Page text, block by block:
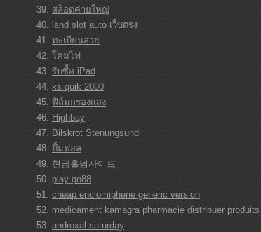
สล็อตค่ายใหญ่
land slot auto เว็บตรง
ทะเบียนสวย
โคมไฟ
รับซื้อ iPad
ks quik 2000
ฟิล์มกรองแสง
Highbay
Bilskrot Stenungsund
ปั้มฟอล
현금홀덤사이트
play go88
cheap enclomiphene generic version
medicament kamagra pharmacie distribuer produits
androxal saturday